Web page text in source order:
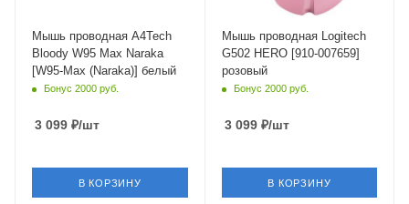
Мышь проводная A4Tech
Bloody W95 Max Naraka
[W95-Max (Naraka)] белый
Бонус 2000 руб.
3 099 ₽/шт
В КОРЗИНУ
Мышь проводная Logitech
G502 HERO [910-007659]
розовый
Бонус 2000 руб.
3 099₽/шт
В КОРЗИНУ